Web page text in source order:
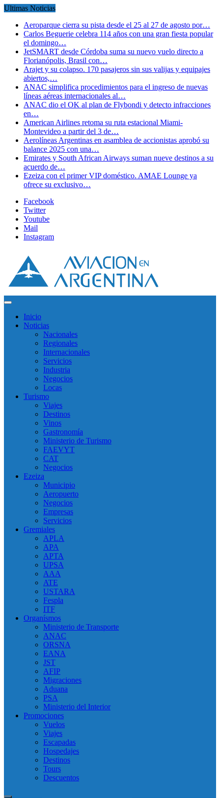
Ultimas Noticias
Aeroparque cierra su pista desde el 25 al 27 de agosto por…
Carlos Beguerie celebra 114 años con una gran fiesta popular
el domingo…
JetSMART desde Córdoba suma su nuevo vuelo directo a
Florianópolis, Brasil con…
Arajet y su colapso. 170 pasajeros sin sus valijas y equipajes
abiertos,…
ANAC simplifica procedimientos para el ingreso de nuevas
líneas aéreas internacionales al…
ANAC dio el OK al plan de Flybondi y detecto infracciones
en…
American Airlines retoma su ruta estacional Miami-
Montevideo a partir del 3 de…
Aerolíneas Argentinas en asamblea de accionistas aprobó su
balance 2025 con una…
Emirates y South African Airways suman nueve destinos a su
acuerdo de…
Ezeiza con el primer VIP doméstico. AMAE Lounge ya
ofrece su exclusivo…
Facebook
Twitter
Youtube
Mail
Instagram
Inicio
Noticias
Nacionales
Regionales
Internacionales
Servicios
Industria
Negocios
Locas
Turismo
Viajes
Destinos
Vinos
Gastronomía
Ministerio de Turismo
FAEVYT
CAT
Negocios
Ezeiza
Municipio
Aeropuerto
Negocios
Empresas
Servicios
Gremiales
APLA
APA
APTA
UPSA
AAA
ATE
USTARA
Fespla
ITF
Organísmos
Ministerio de Transporte
ANAC
ORSNA
EANA
JST
AFIP
Migraciones
Aduana
PSA
Ministerio del Interior
Promociones
Vuelos
Viajes
Escapadas
Hospedajes
Destinos
Tours
Descuentos